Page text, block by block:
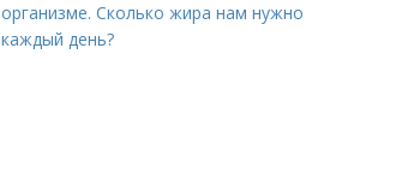
организме. Сколько жира нам нужно
каждый день?